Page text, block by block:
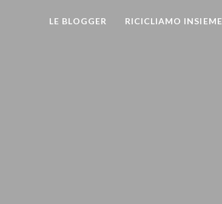
LE BLOGGER RICICLIAMO INSIEME